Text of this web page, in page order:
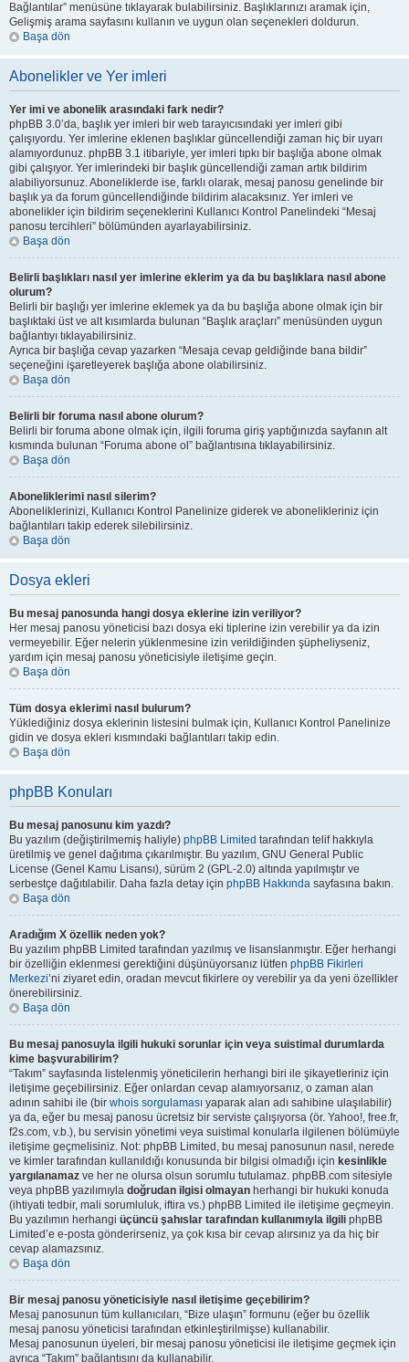
Bağlantılar” menüsüne tıklayarak bulabilirsiniz. Başlıklarınızı aramak için,
Gelişmiş arama sayfasını kullanın ve uygun olan seçenekleri doldurun.
Başa dön
Abonelikler ve Yer imleri
Yer imi ve abonelik arasındaki fark nedir?
phpBB 3.0’da, başlık yer imleri bir web tarayıcısındaki yer imleri gibi
çalışıyordu. Yer imlerine eklenen başlıklar güncellendiği zaman hiç bir uyarı
alamıyordunuz. phpBB 3.1 itibariyle, yer imleri tıpkı bir başlığa abone olmak
gibi çalışıyor. Yer imlerindeki bir başlık güncellendiği zaman artık bildirim
alabiliyorsunuz. Aboneliklerde ise, farklı olarak, mesaj panosu genelinde bir
başlık ya da forum güncellendiğinde bildirim alacaksınız. Yer imleri ve
abonelikler için bildirim seçeneklerini Kullanıcı Kontrol Panelindeki “Mesaj
panosu tercihleri” bölümünden ayarlayabilirsiniz.
Başa dön
Belirli başlıkları nasıl yer imlerine eklerim ya da bu başlıklara nasıl abone
olurum?
Belirli bir başlığı yer imlerine eklemek ya da bu başlığa abone olmak için bir
başlıktaki üst ve alt kısımlarda bulunan “Başlık araçları” menüsünden uygun
bağlantıyı tıklayabilirsiniz.
Ayrıca bir başlığa cevap yazarken “Mesaja cevap geldiğinde bana bildir”
seçeneğini işaretleyerek başlığa abone olabilirsiniz.
Başa dön
Belirli bir foruma nasıl abone olurum?
Belirli bir foruma abone olmak için, ilgili foruma giriş yaptığınızda sayfanın alt
kısmında bulunan “Foruma abone ol” bağlantısına tıklayabilirsiniz.
Başa dön
Aboneliklerimi nasıl silerim?
Aboneliklerinizi, Kullanıcı Kontrol Panelinize giderek ve abonelikleriniz için
bağlantıları takip ederek silebilirsiniz.
Başa dön
Dosya ekleri
Bu mesaj panosunda hangi dosya eklerine izin veriliyor?
Her mesaj panosu yöneticisi bazı dosya eki tiplerine izin verebilir ya da izin
vermeyebilir. Eğer nelerin yüklenmesine izin verildiğinden şüpheliyseniz,
yardım için mesaj panosu yöneticisiyle iletişime geçin.
Başa dön
Tüm dosya eklerimi nasıl bulurum?
Yüklediğiniz dosya eklerinin listesini bulmak için, Kullanıcı Kontrol Panelinize
gidin ve dosya ekleri kısmındaki bağlantıları takip edin.
Başa dön
phpBB Konuları
Bu mesaj panosunu kim yazdı?
Bu yazılım (değiştirilmemiş haliyle) phpBB Limited tarafından telif hakkıyla
üretilmiş ve genel dağıtıma çıkarılmıştır. Bu yazılım, GNU General Public
License (Genel Kamu Lisansı), sürüm 2 (GPL-2.0) altında yapılmıştır ve
serbestçe dağıtılabilir. Daha fazla detay için phpBB Hakkında sayfasına bakın.
Başa dön
Aradığım X özellik neden yok?
Bu yazılım phpBB Limited tarafından yazılmış ve lisanslanmıştır. Eğer herhangi
bir özelliğin eklenmesi gerektiğini düşünüyorsanız lütfen phpBB Fikirleri
Merkezi’ni ziyaret edin, oradan mevcut fikirlere oy verebilir ya da yeni özellikler
önerebilirsiniz.
Başa dön
Bu mesaj panosuyla ilgili hukuki sorunlar için veya suistimal durumlarda
kime başvurabilirim?
“Takım” sayfasında listelenmiş yöneticilerin herhangi biri ile şikayetleriniz için
iletişime geçebilirsiniz. Eğer onlardan cevap alamıyorsanız, o zaman alan
adının sahibi ile (bir whois sorgulaması yaparak alan adı sahibine ulaşılabilir)
ya da, eğer bu mesaj panosu ücretsiz bir serviste çalışıyorsa (ör. Yahoo!, free.fr,
f2s.com, v.b.), bu servisin yönetimi veya suistimal konularla ilgilenen bölümüyle
iletişime geçmelisiniz. Not: phpBB Limited, bu mesaj panosunun nasıl, nerede
ve kimler tarafından kullanıldığı konusunda bir bilgisi olmadığı için kesinlikle
yargılanamaz ve her ne olursa olsun sorumlu tutulamaz. phpBB.com sitesiyle
veya phpBB yazılımıyla doğrudan ilgisi olmayan herhangi bir hukuki konuda
(ihtiyati tedbir, mali sorumluluk, iftira vs.) phpBB Limited ile iletişime geçmeyin.
Bu yazılımın herhangi üçüncü şahıslar tarafından kullanımıyla ilgili phpBB
Limited’e e-posta gönderirseniz, ya çok kısa bir cevap alırsınız ya da hiç bir
cevap alamazsınız.
Başa dön
Bir mesaj panosu yöneticisiyle nasıl iletişime geçebilirim?
Mesaj panosunun tüm kullanıcıları, “Bize ulaşın” formunu (eğer bu özellik
mesaj panosu yöneticisi tarafından etkinleştirilmişse) kullanabilir.
Mesaj panosunun üyeleri, bir mesaj panosu yöneticisi ile iletişime geçmek için
ayrıca “Takım” bağlantısını da kullanabilir.